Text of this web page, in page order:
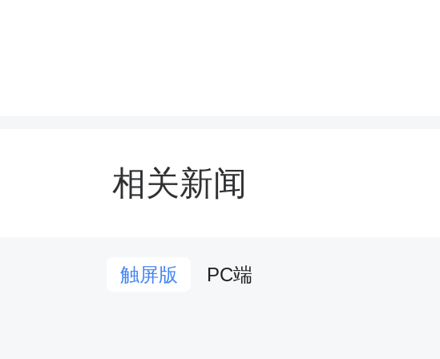
入人心；这四年，学校在“地理、
师资三不占优”下，教育教学质量
相关新闻
触屏版 PC端